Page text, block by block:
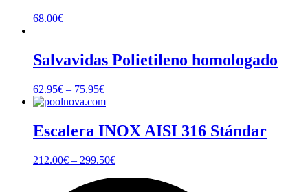
68.00€
Salvavidas Polietileno homologado
62.95€ – 75.95€
Escalera INOX AISI 316 Stándar
212.00€ – 299.50€